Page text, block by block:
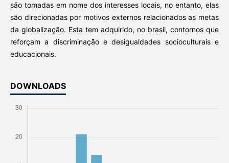
são tomadas em nome dos interesses locais, no entanto, elas
são direcionadas por motivos externos relacionados as metas
da globalização. Esta tem adquirido, no brasil, contornos que
reforçam a discriminação e desigualdades socioculturais e
educacionais.
DOWNLOADS